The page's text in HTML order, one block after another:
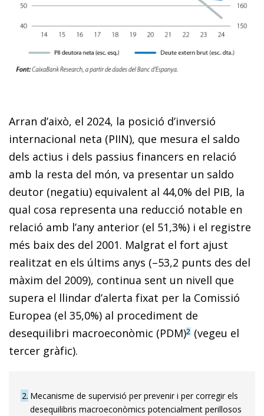
Arran d’això, el 2024, la posició d’inversió
internacional neta (PIIN), que mesura el saldo
dels actius i dels passius financers en relació
amb la resta del món, va presentar un saldo
deutor (negatiu) equivalent al 44,0% del PIB, la
qual cosa representa una reducció notable en
relació amb l’any anterior (el 51,3%) i el registre
més baix des del 2001. Malgrat el fort ajust
realitzat en els últims anys (–53,2 punts des del
màxim del 2009), continua sent un nivell que
supera el llindar d’alerta fixat per la Comissió
Europea (el 35,0%) al procediment de
desequilibri macroeconòmic (PDM)2 (vegeu el
tercer gràfic).
2 Mecanisme de supervisió per prevenir i per corregir els
desequilibris macroeconòmics potencialment perillosos